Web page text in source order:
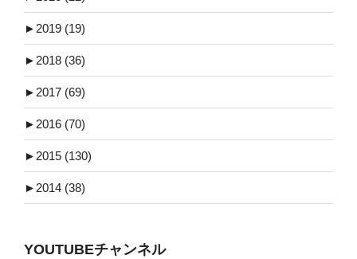
► 2019 (19)
► 2018 (36)
► 2017 (69)
► 2016 (70)
► 2015 (130)
► 2014 (38)
YOUTUBEチャンネル